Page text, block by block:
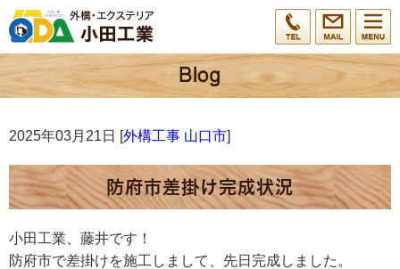
2025年03月21日 [外構工事 山口市]
防府市差掛け完成状況
小田工業、藤井です！
防府市で差掛けを施工しまして、先日完成しました。